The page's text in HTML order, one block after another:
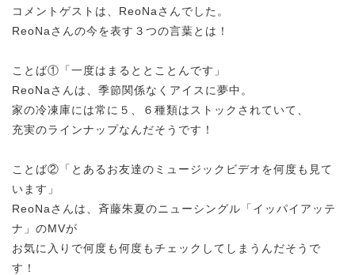
コメントゲストは、ReoNaさんでした。
ReoNaさんの今を表す３つの言葉とは！
ことば①「一度はまるととことんです」
ReoNaさんは、季節関係なくアイスに夢中。
家の冷凍庫には常に５、６種類はストックされていて、
充実のラインナップなんだそうです！
ことば②「とあるお友達のミュージックビデオを何度も見て
います」
ReoNaさんは、斉藤朱夏のニューシングル「イッパイアッテ
ナ」のMVが
お気に入りで何度も何度もチェックしてしまうんだそうで
す！